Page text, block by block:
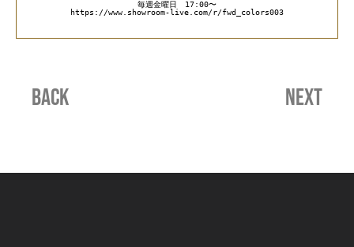
毎週金曜日　17:00〜
https://www.showroom-live.com/r/fwd_colors003
BACK NEXT